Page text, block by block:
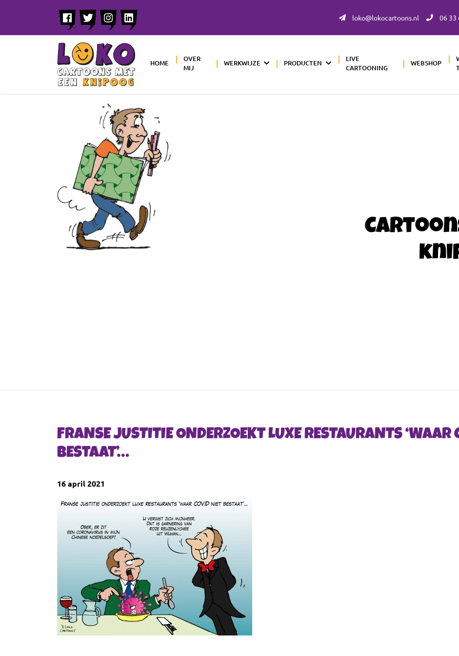
loko@lokocartoons.nl 06 33
HOME
OVER
MIJ
WERKWIJZE PRODUCTEN
LIVE
CARTOONING
WEBSHOP
FRANSE JUSTITIE ONDERZOEKT LUXE RESTAURANTS ‘WAAR
BESTAAT’…
16 april 2021